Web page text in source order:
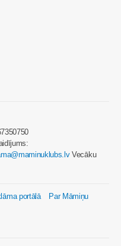
Vecāku
portālā
Par Māmiņu